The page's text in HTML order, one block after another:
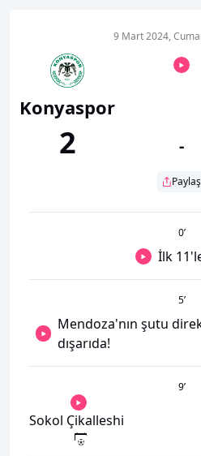
Konyaspor
2
9 Mart 2024,
-
Paylaş
0’
İlk
5’
Mendoza'nın şutu
dışarıda!
9’
Sokol Çikalleshi